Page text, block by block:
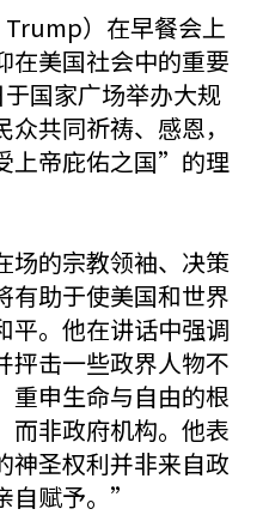
）在早餐会上
在美国社会中的重要
国家广场举办大规
共同祈祷、感恩，
上帝庇佑之国”的理
场的宗教领袖、决策
有助于使美国和世界
平。他在讲话中强调
抨击一些政界人物不
申生命与自由的根
非政府机构。他表
圣权利并非来自政
自赋予。”